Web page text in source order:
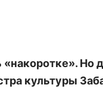
Но
культуры